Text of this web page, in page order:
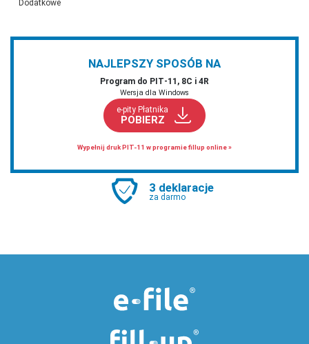
Dodatkowe
NAJLEPSZY SPOSÓB NA
Program do PIT‑11, 8C i 4R
Wersja dla Windows
e-pity Płatnika
POBIERZ
Wypełnij druk PIT-11 w programie fillup online »
3 deklaracje
za darmo